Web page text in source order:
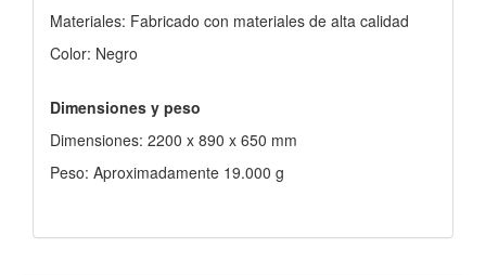
Materiales: Fabricado con materiales de alta calidad
Color: Negro
Dimensiones y peso
Dimensiones: 2200 x 890 x 650 mm
Peso: Aproximadamente 19.000 g